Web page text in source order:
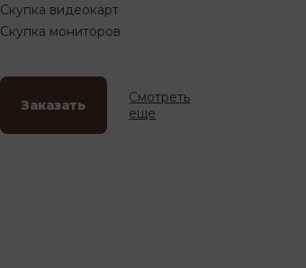
Скупка видеокарт
Скупка мониторов
Заказать
Смотреть
еще